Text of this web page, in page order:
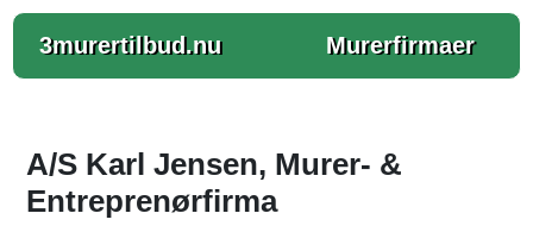
3murertilbud.nu Murerfirmaer
A/S Karl Jensen, Murer- &
Entreprenørfirma